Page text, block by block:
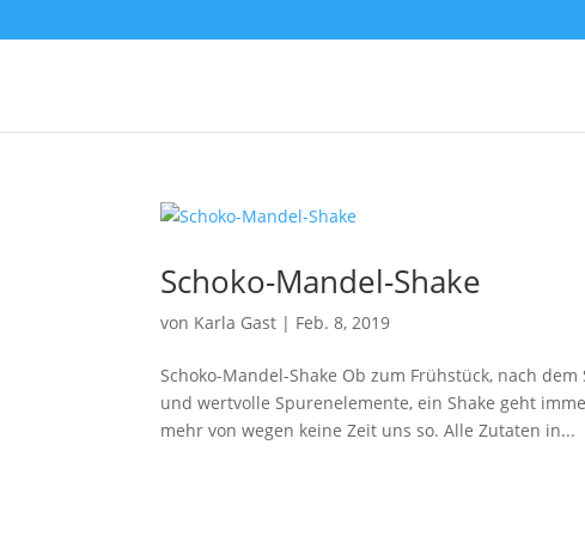
Schoko-Mandel-Shake
von Karla Gast | Feb. 8, 2019
Schoko-Mandel-Shake Ob zum Frühstück, nach
und wertvolle Spurenelemente, ein Shake geht
mehr von wegen keine Zeit uns so. Alle Zutaten in...